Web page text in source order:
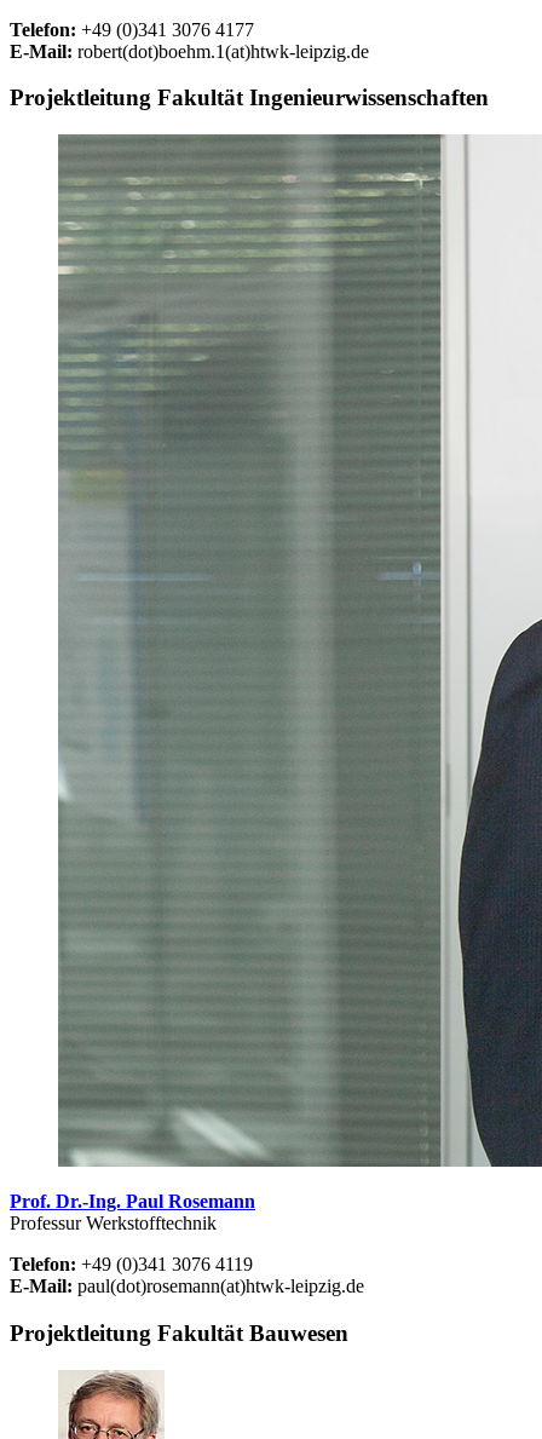
Telefon: +49 (0)341 3076 4177
E-Mail: robert(dot)boehm.1(at)htwk-leipzig.de
Projektleitung Fakultät Ingenieurwissenschaften
Prof. Dr.-Ing. Paul Rosemann
Professur Werkstofftechnik
Telefon: +49 (0)341 3076 4119
E-Mail: paul(dot)rosemann(at)htwk-leipzig.de
Projektleitung Fakultät Bauwesen